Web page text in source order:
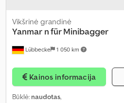
Lübbecke 1 050 km
Vikšrinė grandinė
Yanmar n für Minibagger
Kainos informacija
Būklė: naudotas,